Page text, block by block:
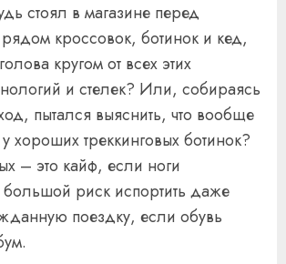
стоял в магазине перед
кроссовок, ботинок и кед,
кругом от всех этих
и стелек? Или, собираясь
пытался выяснить, что вообще
хороших треккинговых ботинок?
– это кайф, если ноги
риск испортить даже
поездку, если обувь